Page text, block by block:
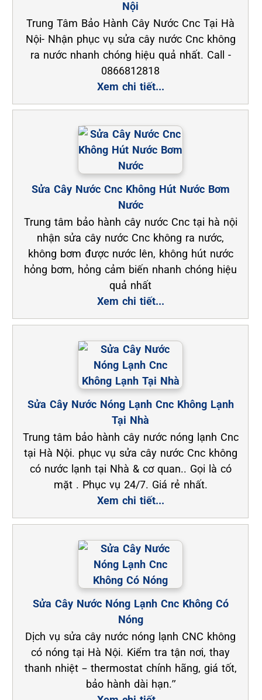
Nội
Trung Tâm Bảo Hành Cây Nước Cnc Tại Hà
Nội- Nhận phục vụ sửa cây nước Cnc không
ra nước nhanh chóng hiệu quả nhất. Call -
0866812818
Xem chi tiết...
Sửa Cây Nước Cnc Không Hút Nước Bơm
Nước
Trung tâm bảo hành cây nước Cnc tại hà nội
nhận sửa cây nước Cnc không ra nước,
không bơm được nước lên, không hút nước
hỏng bơm, hỏng cảm biến nhanh chóng hiệu
quả nhất
Xem chi tiết...
Sửa Cây Nước Nóng Lạnh Cnc Không Lạnh
Tại Nhà
Trung tâm bảo hành cây nước nóng lạnh Cnc
tại Hà Nội. phục vụ sửa cây nước Cnc không
có nước lạnh tại Nhà & cơ quan.. Gọi là có
mặt . Phục vụ 24/7. Giá rẻ nhất.
Xem chi tiết...
Sửa Cây Nước Nóng Lạnh Cnc Không Có
Nóng
Dịch vụ sửa cây nước nóng lạnh CNC không
có nóng tại Hà Nội. Kiểm tra tận nơi, thay
thanh nhiệt – thermostat chính hãng, giá tốt,
bảo hành dài hạn.”